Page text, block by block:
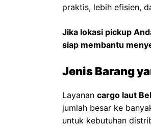
praktis, lebih efisien,
Jika lokasi pickup
siap membantu
Jenis Barang
Layanan cargo laut
jumlah besar ke
untuk kebutuhan